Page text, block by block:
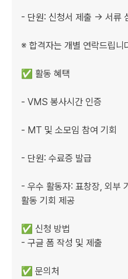
- 단원: 신청서 제출 → 서류
※ 합격자는 개별 연락드립니
✅ 활동 혜택
- VMS 봉사시간 인증
- MT 및 소모임 참여 기회
- 단원: 수료증 발급
- 우수 활동자: 표창장, 외부
활동 기회 제공
✅ 신청 방법
- 구글 폼 작성 및 제출
✅ 문의처